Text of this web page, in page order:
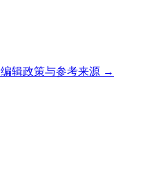
辑政策与参考来源 →